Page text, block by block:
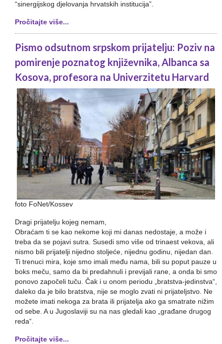
“sinergijskog djelovanja hrvatskih institucija”.
Pročitajte više...
Pismo odsutnom srpskom prijatelju: Poziv na
pomirenje poznatog književnika, Albanca sa
Kosova, profesora na Univerzitetu Harvard
foto FoNet/Kossev
Dragi prijatelju kojeg nemam,
Obraćam ti se kao nekome koji mi danas nedostaje, a može i
treba da se pojavi sutra. Susedi smo više od trinaest vekova, ali
nismo bili prijatelji nijedno stoljeće, nijednu godinu, nijedan dan.
Ti trenuci mira, koje smo imali među nama, bili su poput pauze u
boks meču, samo da bi predahnuli i previjali rane, a onda bi smo
ponovo započeli tuču. Čak i u onom periodu „bratstva-jedinstva“,
daleko da je bilo bratstva, nije se moglo zvati ni prijateljstvo. Ne
možete imati nekoga za brata ili prijatelja ako ga smatrate nižim
od sebe. A u Jugoslaviji su na nas gledali kao „građane drugog
reda“.
Pročitajte više...